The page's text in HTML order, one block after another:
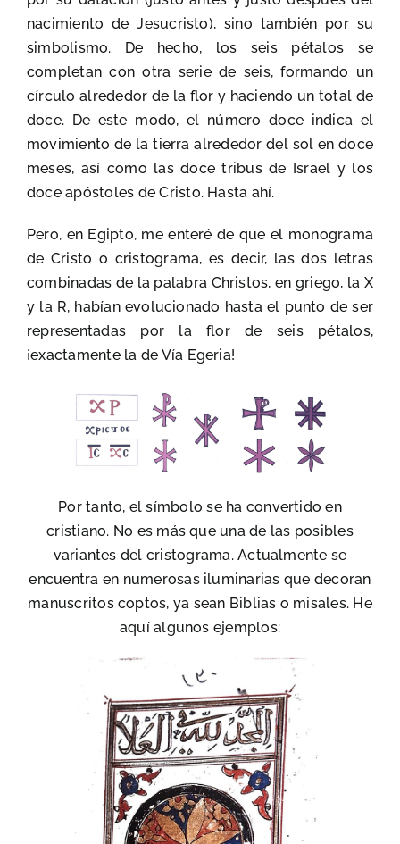
nacimiento de Jesucristo), sino también por su
simbolismo. De hecho, los seis pétalos se
completan con otra serie de seis, formando un
círculo alrededor de la flor y haciendo un total de
doce. De este modo, el número doce indica el
movimiento de la tierra alrededor del sol en doce
meses, así como las doce tribus de Israel y los
doce apóstoles de Cristo. Hasta ahí.
Pero, en Egipto, me enteré de que el monograma
de Cristo o cristograma, es decir, las dos letras
combinadas de la palabra Christos, en griego, la X
y la R, habían evolucionado hasta el punto de ser
representadas por la flor de seis pétalos,
¡exactamente la de Vía Egeria!
Por tanto, el símbolo se ha convertido en
cristiano. No es más que una de las posibles
variantes del cristograma. Actualmente se
encuentra en numerosas iluminarias que decoran
manuscritos coptos, ya sean Biblias o misales. He
aquí algunos ejemplos: